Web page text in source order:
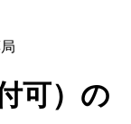
可） の